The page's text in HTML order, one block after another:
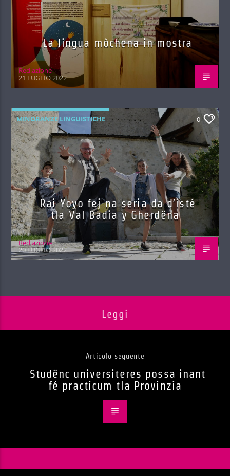
La lingua mòchena in mostra
Red.azione
21 LUGLIO 2022
MINORANZE LINGUISTICHE 0
Rai Yoyo fej na seria da d’isté
tla Val Badia y Gherdëna
Red.azione
20 LUGLIO 2022
Leggi
Articolo seguente
Studënc universiteres possa inant
fé practicum tla Provinzia